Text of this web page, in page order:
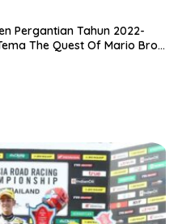
Pergantian Tahun 2022-
The Quest Of Mario Bros